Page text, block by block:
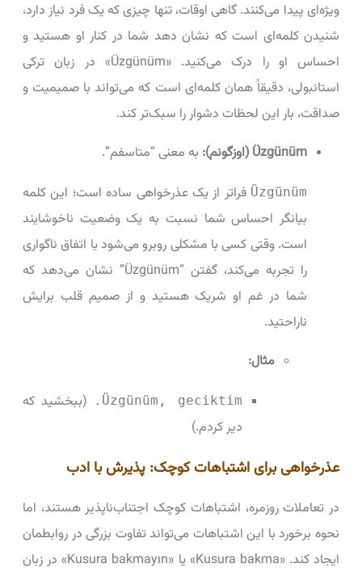
ویژه‌ای پیدا می‌کنند. گاهی اوقات، تنها چیزی که یک فرد نیاز دارد،
شنیدن کلمه‌ای است که نشان دهد شما در کنار او هستید و
احساس او را درک می‌کنید. «Üzgünüm» در زبان ترکی
استانبولی، دقیقاً همان کلمه‌ای است که می‌تواند با صمیمیت و
صداقت، بار این لحظات دشوار را سبک‌تر کند.
Üzgünüm (اوزگونم):
به معنی “متاسفم”.
Üzgünüm فراتر از یک عذرخواهی ساده است؛ این کلمه
بیانگر احساس شما نسبت به یک وضعیت ناخوشایند
است. وقتی کسی با مشکلی روبرو می‌شود یا اتفاق ناگواری
را تجربه می‌کند، گفتن “Üzgünüm” نشان می‌دهد که
شما در غم او شریک هستید و از صمیم قلب برایش
ناراحتید.
مثال:
Üzgünüm, geciktim.
(ببخشید که
دیر کردم.)
عذرخواهی برای اشتباهات کوچک: پذیرش با ادب
در تعاملات روزمره، اشتباهات کوچک اجتناب‌ناپذیر هستند، اما
نحوه برخورد با این اشتباهات می‌تواند تفاوت بزرگی در روابطمان
ایجاد کند. «Kusura bakma» یا «Kusura bakmayın» در زبان